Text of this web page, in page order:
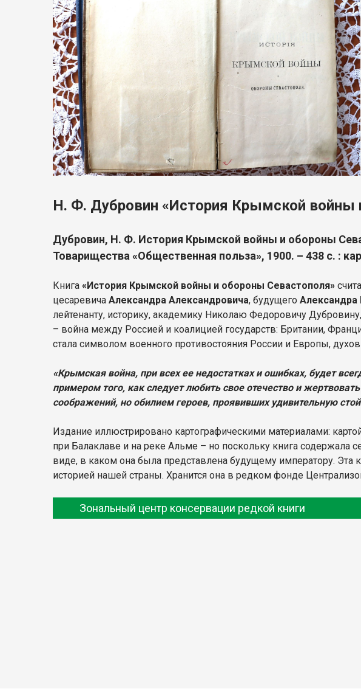
Н. Ф. Дубровин «История Крымской войны
Дубровин, Н. Ф. История Крымской войны и обороны
Товарищества «Общественная польза», 1900. – 438 с. :
Книга «История Крымской войны и обороны Севастополя»
цесаревича Александра Александровича, будущего Александра
лейтенанту, историку, академику Николаю Федоровичу
– война между Россией и коалицией государств: Британии,
стала символом военного противостояния России и Европы,
«Крымская война, при всех ее недостатках и ошибках, будет
примером того, как следует любить свое отечество и
соображений, но обилием героев, проявивших удивительную
Издание иллюстрировано картографическими материалами:
при Балаклаве и на реке Альме – но поскольку книга содержала
виде, в каком она была представлена будущему императору.
историей нашей страны. Хранится она в редком фонде
Зональный центр консервации редкой книги